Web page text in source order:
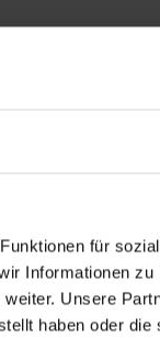
für
Informationen
Unsere
haben oder